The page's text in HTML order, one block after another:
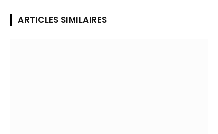
ARTICLES SIMILAIRES